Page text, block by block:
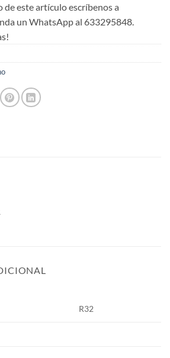
de este artículo escríbenos a
un WhatsApp al 633295848.
R32